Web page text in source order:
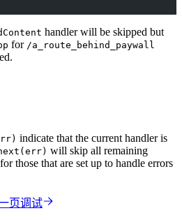
handler will be skipped but
for /a_route_behind_paywall
indicate that the current handler is
will skip all remaining
those that are set up to handle errors
页调试